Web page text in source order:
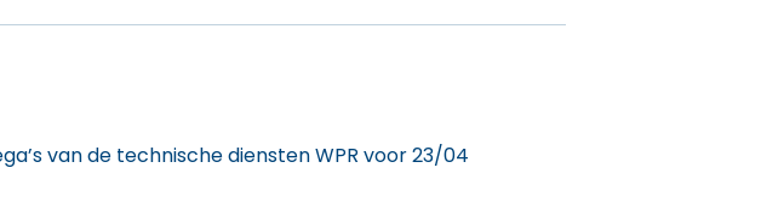
van de technische diensten WPR voor 23/04